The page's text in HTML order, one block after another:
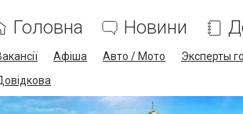
Головна Новини
Афіша Авто / Мото Эксперты